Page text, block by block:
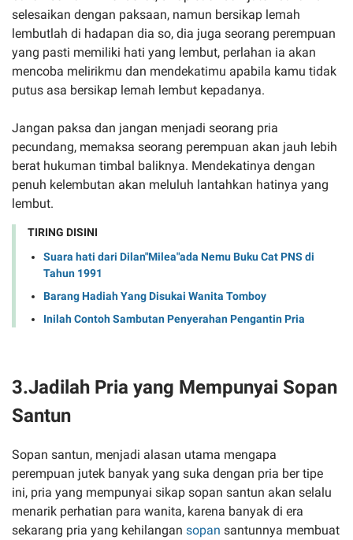
selesaikan dengan paksaan, namun bersikap lemah
lembutlah di hadapan dia so, dia juga seorang perempuan
yang pasti memiliki hati yang lembut, perlahan ia akan
mencoba melirikmu dan mendekatimu apabila kamu tidak
putus asa bersikap lemah lembut kepadanya.
Jangan paksa dan jangan menjadi seorang pria
pecundang, memaksa seorang perempuan akan jauh lebih
berat hukuman timbal baliknya. Mendekatinya dengan
penuh kelembutan akan meluluh lantahkan hatinya yang
lembut.
TIRING DISINI
Suara hati dari Dilan"Milea"ada Nemu Buku Cat PNS di
Tahun 1991
Barang Hadiah Yang Disukai Wanita Tomboy
Inilah Contoh Sambutan Penyerahan Pengantin Pria
3.Jadilah Pria yang Mempunyai Sopan
Santun
Sopan santun, menjadi alasan utama mengapa
perempuan jutek banyak yang suka dengan pria ber tipe
ini, pria yang mempunyai sikap sopan santun akan selalu
menarik perhatian para wanita, karena banyak di era
sekarang pria yang kehilangan sopan santunnya membuat